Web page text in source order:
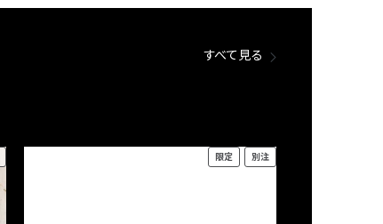
すべて見る
限定 別注